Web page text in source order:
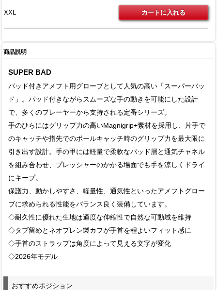
XXL
商品説明
SUPER BAD
パッド付きアメフト用グローブとして人気の高い「スーパーバッ
ド」。パッド付きながらスムーズな手の動きを可能にした設計
で、多くのプレーヤーから支持される定番シリーズ。
手のひらにはグリップ力の高いMagnigrip+素材を採用し、片手で
のキャッチや指先でのボールキャッチ時のグリップ力を最大限に
引き出す設計。手の甲には軽量で柔軟なパッド層と通気チャネル
を組み合わせ、プレッシャーのかかる場面でも手を涼しくドライ
にキープ。
保護力、動かしやすさ、軽量性、通気性といったアメフトグロー
ブに求められる性能をバランス良く装備しています。
◇耐久性に優れた生地は適度な伸縮性で自然な可動域を維持
◇タブ留めとネオプレン製カフが手首を程よいフィット感に
◇手首のストラップは角度によって見える文字が変化
◇2026年モデル
おすすめポジション